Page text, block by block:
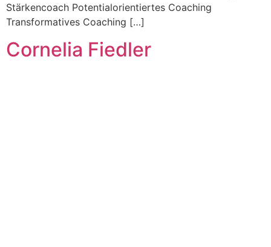
Stärkencoach Potentialorientiertes Coaching
Transformatives Coaching […]
Cornelia Fiedler